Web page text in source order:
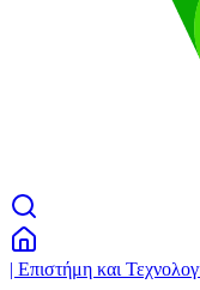
| Επιστήμη και